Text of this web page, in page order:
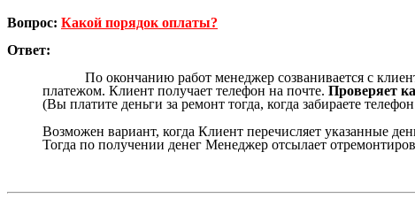
Вопрос: Какой порядок оплаты?
Ответ:
По окончанию работ менеджер созванивается с
платежом. Клиент получает телефон на почте. Проверяет
(Вы платите деньги за ремонт тогда, когда забираете
Возможен вариант, когда Клиент перечисляет указанные
Тогда по получении денег Менеджер отсылает